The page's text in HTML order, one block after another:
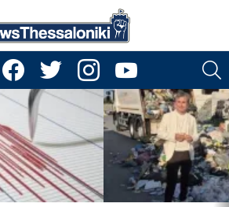
facebooktwitter instagramyoutube